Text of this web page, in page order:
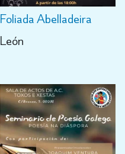
Foliada Abelladeira
León